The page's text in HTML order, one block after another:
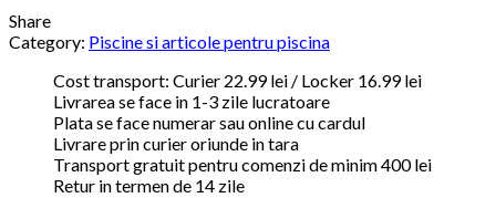
Share
Category: Piscine si articole pentru piscina
Cost transport: Curier 22.99 lei / Locker 16.99 lei
Livrarea se face in 1-3 zile lucratoare
Plata se face numerar sau online cu cardul
Livrare prin curier oriunde in tara
Transport gratuit pentru comenzi de minim 400 lei
Retur in termen de 14 zile